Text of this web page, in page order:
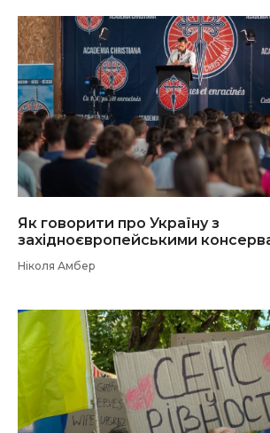
Як говорити про Україну з
західноєвропейськими
Ніколя Амбер